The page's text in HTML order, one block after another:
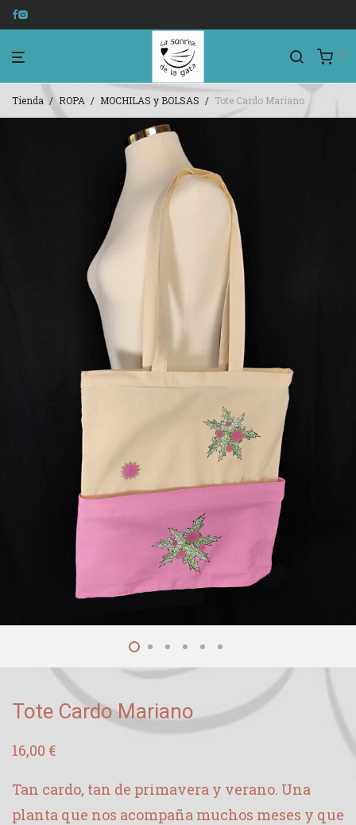
0
Tienda / ROPA / MOCHILAS y BOLSAS / Tote Cardo Mariano
Tote Cardo Mariano
16,00 €
Tan cardo, tan de primavera y verano. Una
planta que nos acompaña muchos meses y que